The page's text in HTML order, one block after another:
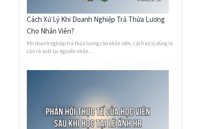
Cách Xử Lý Khi Doanh Nghiệp Trả Thừa Lương
Cho Nhân Viên?
Khi doanh nghiệp trả thừa lương cho nhân viên, cách xử lý đúng là
cần rà soát lại nguyên nhân...